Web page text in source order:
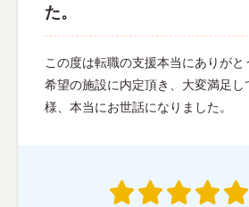
た。
この度は転職の支援本当にありがと
希望の施設に内定頂き、大変満足し
様、本当にお世話になりました。